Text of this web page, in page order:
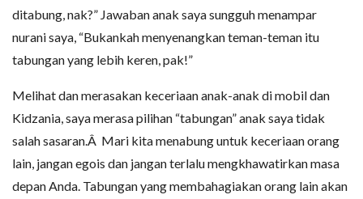
ditabung, nak?” Jawaban anak saya sungguh menampar
nurani saya, “Bukankah menyenangkan teman-teman itu
tabungan yang lebih keren, pak!”
Melihat dan merasakan keceriaan anak-anak di mobil dan
Kidzania, saya merasa pilihan “tabungan” anak saya tidak
salah sasaran.Â Mari kita menabung untuk keceriaan orang
lain, jangan egois dan jangan terlalu mengkhawatirkan masa
depan Anda. Tabungan yang membahagiakan orang lain akan